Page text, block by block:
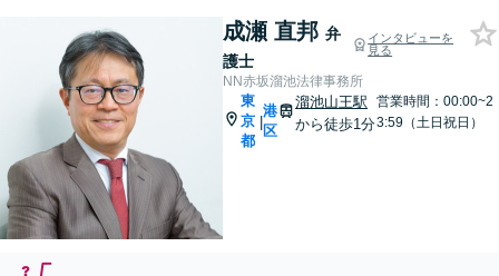
成瀬 直邦 弁
護士
インタビューを
見る
NN赤坂溜池法律事務所
東
京
都
|
港
区
溜池山王駅
から徒歩1分
営業時間：00:00~2
3:59（土日祝日）